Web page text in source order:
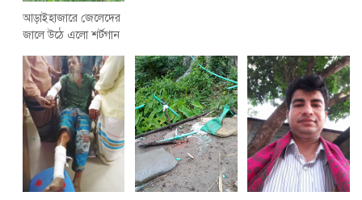
আড়াইহাজারে জেলেদের
জালে উঠে এলো শর্টগান